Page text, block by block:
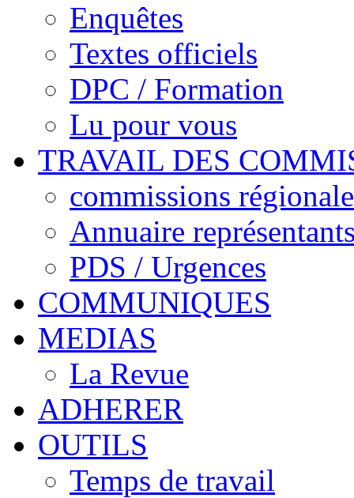
Enquêtes
Textes officiels
DPC / Formation
Lu pour vous
TRAVAIL DES
commissions
Annuaire
PDS / Urgences
COMMUNIQUES
MEDIAS
La Revue
ADHERER
OUTILS
Temps de travail